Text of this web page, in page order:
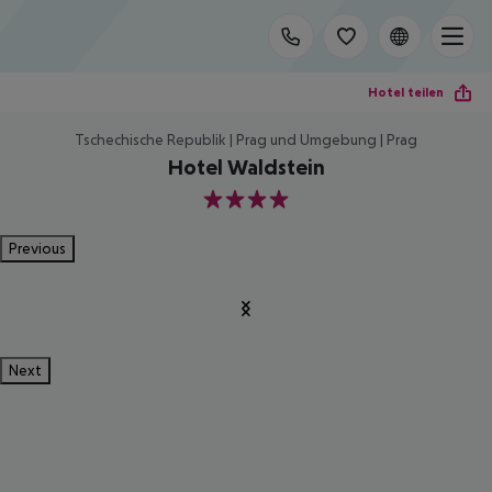
Hotel teilen
Tschechische Republik | Prag und Umgebung | Prag
Hotel Waldstein
4
Previous
Next